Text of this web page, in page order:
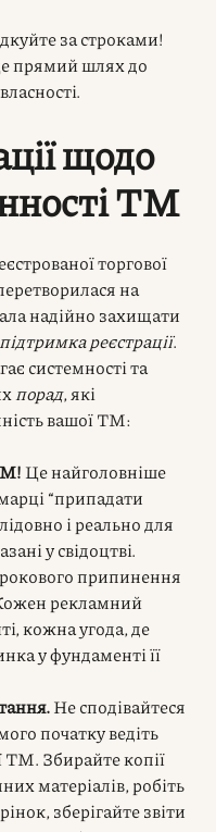
за строками!
прямий шлях до
щодо
ТМ
торгової
на
надійно захищати
підтримка реєстрації.
системності та
порад, які
вашої ТМ:
Це найголовніше
“припадати
і реально для
у свідоцтві.
припинення
рекламний
кожна угода, де
у фундаменті її
Не сподівайтеся
початку ведіть
ТМ. Збирайте копії
матеріалів, робіть
зберігайте звіти